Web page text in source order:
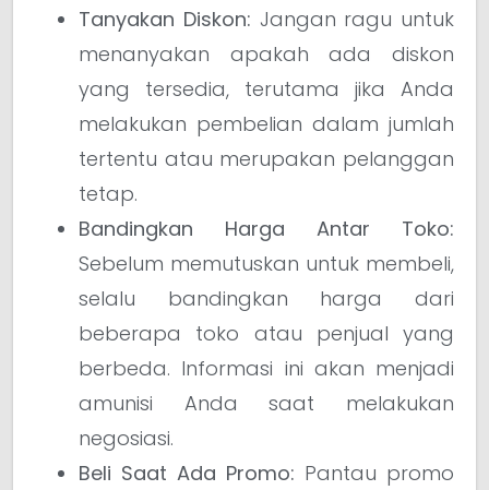
Tanyakan Diskon: Jangan ragu untuk
menanyakan apakah ada diskon
yang tersedia, terutama jika Anda
melakukan pembelian dalam jumlah
tertentu atau merupakan pelanggan
tetap.
Bandingkan Harga Antar Toko:
Sebelum memutuskan untuk membeli,
selalu bandingkan harga dari
beberapa toko atau penjual yang
berbeda. Informasi ini akan menjadi
amunisi Anda saat melakukan
negosiasi.
Beli Saat Ada Promo: Pantau promo